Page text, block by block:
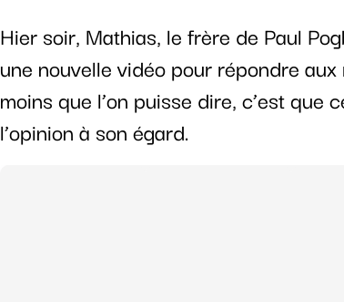
Hier soir, Mathias, le frère de Paul
une nouvelle vidéo pour répondre
moins que l’on puisse dire, c’est que
l’opinion à son égard.